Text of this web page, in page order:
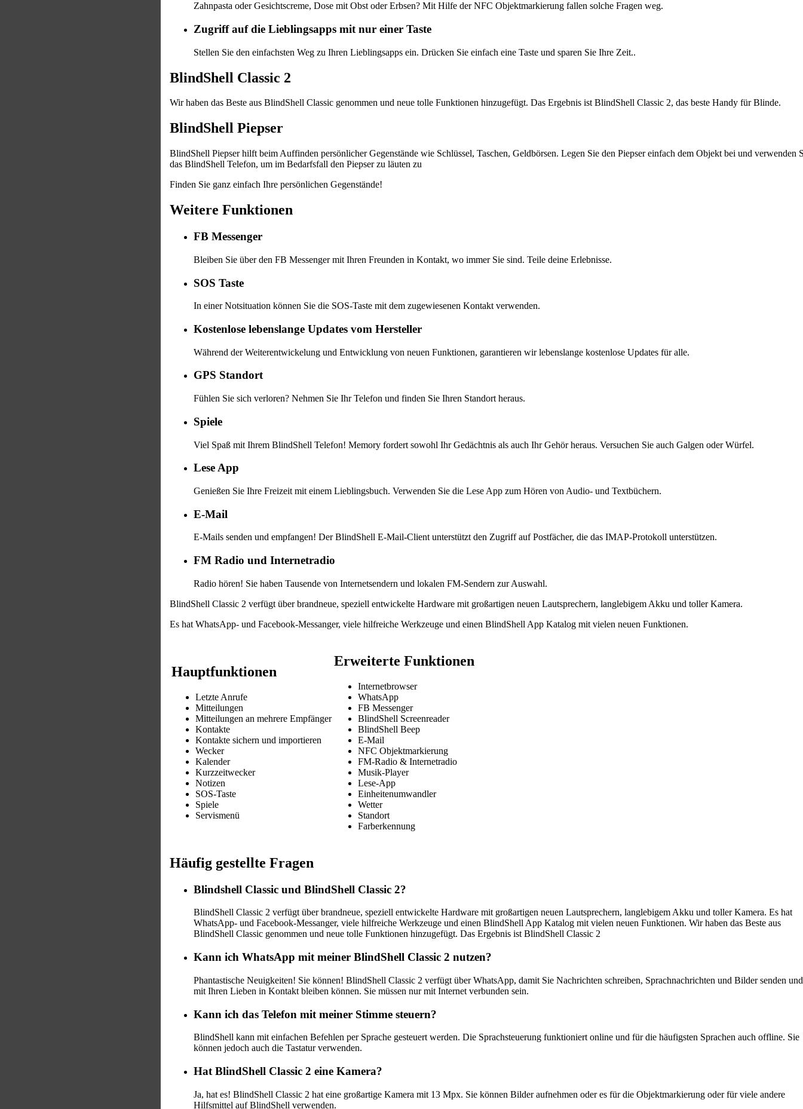
Zahnpasta oder Gesichtscreme, Dose mit Obst oder Erbsen? Mit Hilfe der NFC Objektmarkierung fallen solche Fragen weg.
Zugriff auf die Lieblingsapps mit nur einer Taste
Stellen Sie den einfachsten Weg zu Ihren Lieblingsapps ein. Drücken Sie einfach eine Taste und sparen Sie Ihre Zeit..
BlindShell Classic 2
Wir haben das Beste aus BlindShell Classic genommen und neue tolle Funktionen hinzugefügt. Das Ergebnis ist BlindShell Classic 2, das beste Handy für Blinde.
BlindShell Piepser
BlindShell Piepser hilft beim Auffinden persönlicher Gegenstände wie Schlüssel, Taschen, Geldbörsen. Legen Sie den Piepser einfach dem Objekt bei und verwenden
das BlindShell Telefon, um im Bedarfsfall den Piepser zu läuten zu
Finden Sie ganz einfach Ihre persönlichen Gegenstände!
Weitere Funktionen
FB Messenger
Bleiben Sie über den FB Messenger mit Ihren Freunden in Kontakt, wo immer Sie sind. Teile deine Erlebnisse.
SOS Taste
In einer Notsituation können Sie die SOS-Taste mit dem zugewiesenen Kontakt verwenden.
Kostenlose lebenslange Updates vom Hersteller
Während der Weiterentwickelung und Entwicklung von neuen Funktionen, garantieren wir lebenslange kostenlose Updates für alle.
GPS Standort
Fühlen Sie sich verloren? Nehmen Sie Ihr Telefon und finden Sie Ihren Standort heraus.
Spiele
Viel Spaß mit Ihrem BlindShell Telefon! Memory fordert sowohl Ihr Gedächtnis als auch Ihr Gehör heraus. Versuchen Sie auch Galgen oder Würfel.
Lese App
Genießen Sie Ihre Freizeit mit einem Lieblingsbuch. Verwenden Sie die Lese App zum Hören von Audio- und Textbüchern.
E-Mail
E-Mails senden und empfangen! Der BlindShell E-Mail-Client unterstützt den Zugriff auf Postfächer, die das IMAP-Protokoll unterstützen.
FM Radio und Internetradio
Radio hören! Sie haben Tausende von Internetsendern und lokalen FM-Sendern zur Auswahl.
BlindShell Classic 2 verfügt über brandneue, speziell entwickelte Hardware mit großartigen neuen Lautsprechern, langlebigem Akku und toller Kamera.
Es hat WhatsApp- und Facebook-Messanger, viele hilfreiche Werkzeuge und einen BlindShell App Katalog mit vielen neuen Funktionen.
Hauptfunktionen
Letzte Anrufe
Mitteilungen
Mitteilungen an mehrere Empfänger
Kontakte
Kontakte sichern und importieren
Wecker
Kalender
Kurzzeitwecker
Notizen
SOS-Taste
Spiele
Servismenü
Erweiterte Funktionen
Internetbrowser
WhatsApp
FB Messenger
BlindShell Screenreader
BlindShell Beep
E-Mail
NFC Objektmarkierung
FM-Radio & Internetradio
Musik-Player
Lese-App
Einheitenumwandler
Wetter
Standort
Farberkennung
Häufig gestellte Fragen
Blindshell Classic und BlindShell Classic 2?
BlindShell Classic 2 verfügt über brandneue, speziell entwickelte Hardware mit großartigen neuen Lautsprechern, langlebigem Akku und toller Kamera. Es hat
WhatsApp- und Facebook-Messanger, viele hilfreiche Werkzeuge und einen BlindShell App Katalog mit vielen neuen Funktionen. Wir haben das Beste aus
BlindShell Classic genommen und neue tolle Funktionen hinzugefügt. Das Ergebnis ist BlindShell Classic 2
Kann ich WhatsApp mit meiner BlindShell Classic 2 nutzen?
Phantastische Neuigkeiten! Sie können! BlindShell Classic 2 verfügt über WhatsApp, damit Sie Nachrichten schreiben, Sprachnachrichten und Bilder senden und
mit Ihren Lieben in Kontakt bleiben können. Sie müssen nur mit Internet verbunden sein.
Kann ich das Telefon mit meiner Stimme steuern?
BlindShell kann mit einfachen Befehlen per Sprache gesteuert werden. Die Sprachsteuerung funktioniert online und für die häufigsten Sprachen auch offline. Sie
können jedoch auch die Tastatur verwenden.
Hat BlindShell Classic 2 eine Kamera?
Ja, hat es! BlindShell Classic 2 hat eine großartige Kamera mit 13 Mpx. Sie können Bilder aufnehmen oder es für die Objektmarkierung oder für viele andere
Hilfsmittel auf BlindShell verwenden.